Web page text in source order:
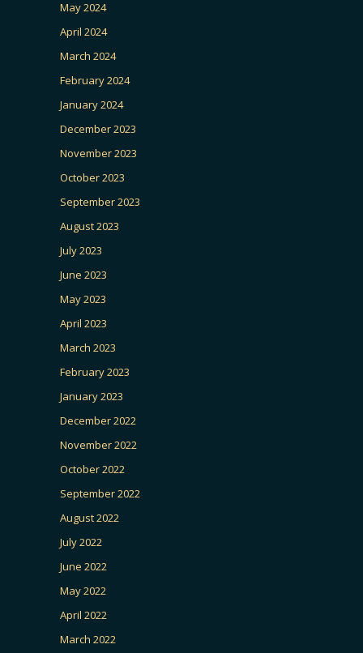
May 2024
April 2024
March 2024
February 2024
January 2024
December 2023
November 2023
October 2023
September 2023
August 2023
July 2023
June 2023
May 2023
April 2023
March 2023
February 2023
January 2023
December 2022
November 2022
October 2022
September 2022
August 2022
July 2022
June 2022
May 2022
April 2022
March 2022